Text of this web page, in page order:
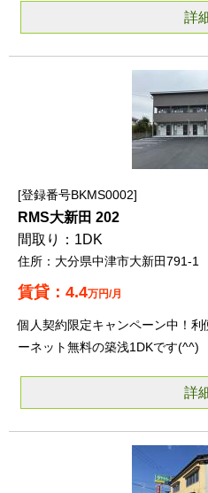
詳
登録番号BKMS0002
RMS大新田 202
1DK
大分県中津市大新田791-1
4.4万円/月
個人契約限定キャンペーン中！
ーネット無料の築浅1DKです(^^)
詳